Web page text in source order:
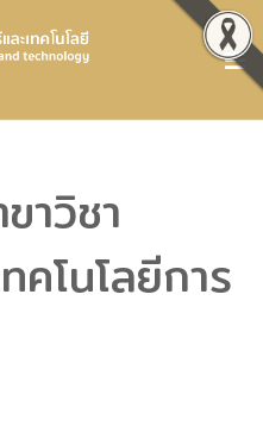
าวิชา
คโนโลยีการ